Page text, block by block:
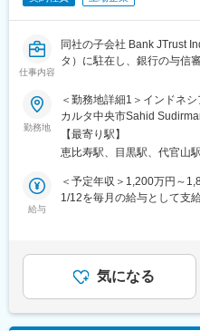
れていただける環境です。
て正しい知識を得られるよ
変更の範囲：会社の定める
・航空会社、海運会社等の
・クレジット管理資料作成
理等与信管理全般
・リース料管理、海外送金
ードファイナンスの管理業
ト）
後、OJT研修となります。
※中途100％、銀行・証券出
■当社の魅力：
・JIAグループとして航空
を中心とした金融ソリュー
仕事内容
同社の子会社 Bank JTrust
タ）に駐在し、銀行の与信
法人・個人融資における与
のマネジメントおよびガバ
な成長を支えていただきま
海外金融機関の経営に深く
■業務詳細
<与信審査・承認業務>
施
・与信案件の承認、条件設
・大口・高リスク案件に関
勤務地
＜勤務地詳細1＞インドネ
カルタ中央市Sahid
面禁煙＜勤務地詳細2＞本
務地最寄駅：東京メトロ銀
【最寄り駅】
恵比寿駅、目黒駅、代官山駅
給与
＜予定年収＞1,200万円～
1/12を毎月の給与として支
（3月）賃金はあくまでも
る可能性があります。月給
気になる